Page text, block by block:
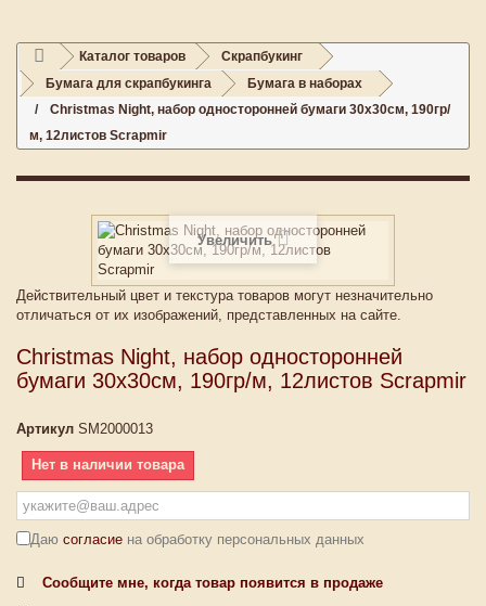
Каталог товаров
Скрапбукинг
Бумага для скрапбукинга
Бумага в наборах
Christmas Night, набор односторонней бумаги 30х30см, 190гр/
м, 12листов Scrapmir
Увеличить
Действительный цвет и текстура товаров могут незначительно
отличаться от их изображений, представленных на сайте.
Christmas Night, набор односторонней
бумаги 30х30см, 190гр/м, 12листов Scrapmir
Артикул SM2000013
Нет в наличии товара
Даю согласие на обработку персональных данных
Сообщите мне, когда товар появится в продаже